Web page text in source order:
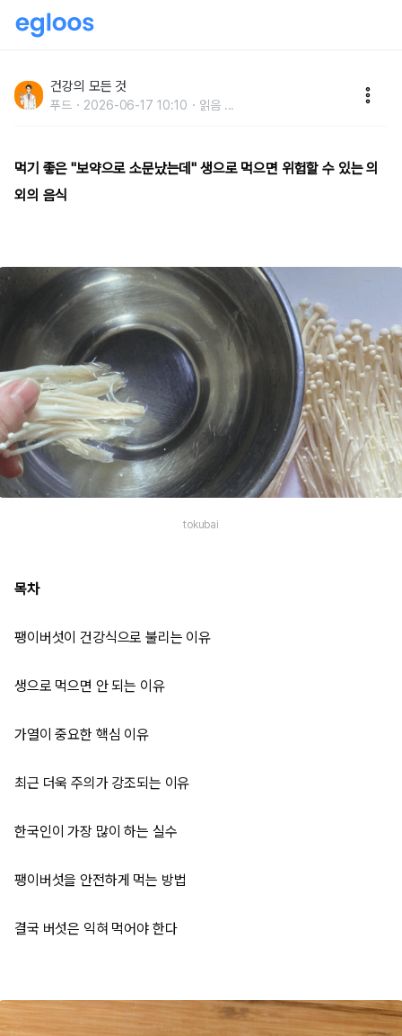
의외의 음식
건강의 모든 것
푸드 2026-06-17 10:10 읽음 ...
먹기 좋은 "보약으로 소문났는데" 생으로 먹으면 위험할 수 있는 의
외의 음식
tokubai
목차
팽이버섯이 건강식으로 불리는 이유
생으로 먹으면 안 되는 이유
가열이 중요한 핵심 이유
최근 더욱 주의가 강조되는 이유
한국인이 가장 많이 하는 실수
팽이버섯을 안전하게 먹는 방법
결국 버섯은 익혀 먹어야 한다